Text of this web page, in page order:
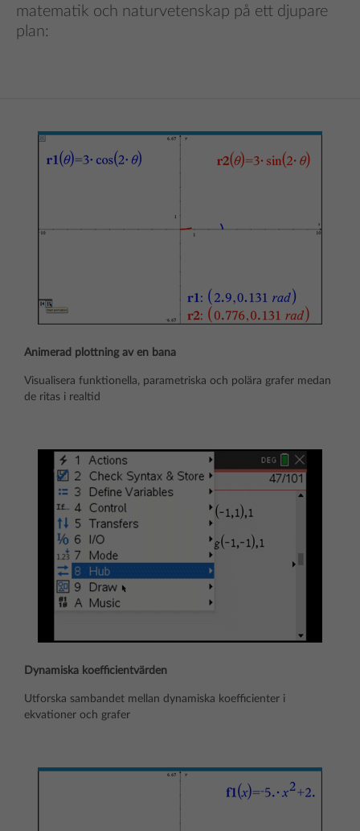
matematik och naturvetenskap på ett djupare
plan:
Animerad plottning av en bana
Visualisera funktionella, parametriska och polära grafer medan
de ritas i realtid
Dynamiska koefficientvärden
Utforska sambandet mellan dynamiska koefficienter i
ekvationer och grafer